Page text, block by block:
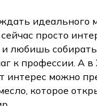
идеального
просто
любишь
к профессии. А в
интерес можно
которое